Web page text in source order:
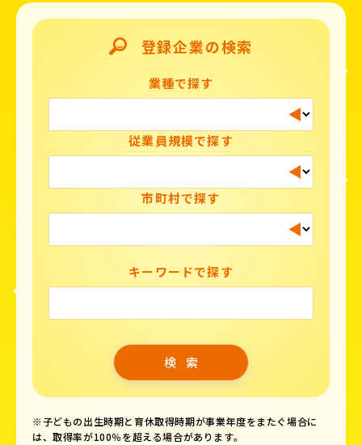
登録企業の検索
業種で探す
従業員規模で探す
市町村で探す
キーワードで探す
※子どもの出生時期と育休取得時期が事業年度をまたぐ場合に
は、取得率が100％を超える場合があります。